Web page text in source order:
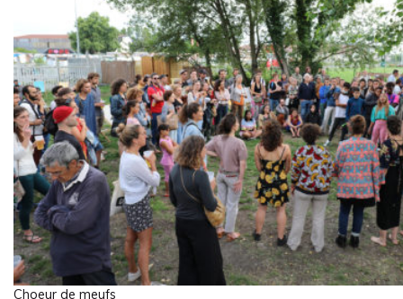
Choeur de meufs